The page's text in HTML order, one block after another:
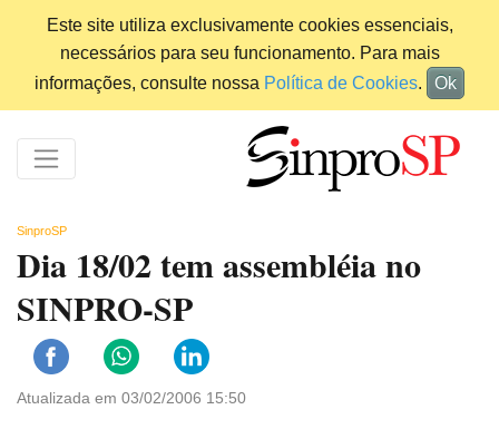
Este site utiliza exclusivamente cookies essenciais,
necessários para seu funcionamento. Para mais
informações, consulte nossa Política de Cookies. Ok
SinproSP
Dia 18/02 tem assembléia no
SINPRO-SP
Atualizada em 03/02/2006 15:50